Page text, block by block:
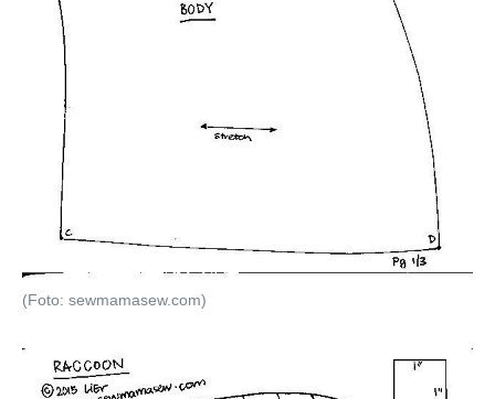
(Foto: sewmamasew.com)